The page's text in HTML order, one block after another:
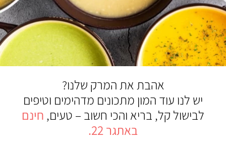
אהבת את המרק שלנו?
יש לנו עוד המון מתכונים מדהימים וטיפים
לבישול קל, בריא והכי חשוב – טעים, חינם
באתגר 22.